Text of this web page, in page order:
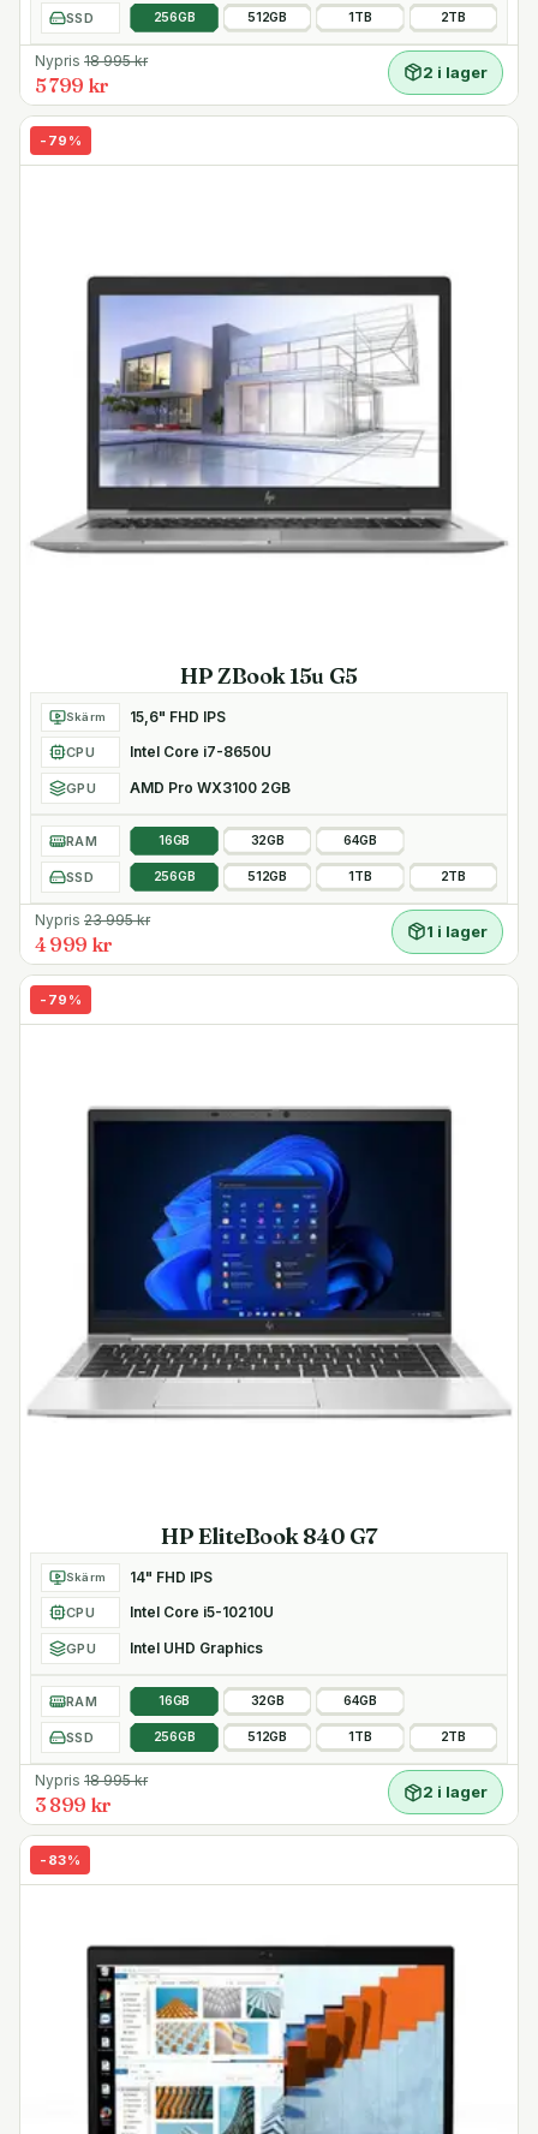
SSD 256GB 512GB 1TB 2TB
Nypris 18 995kr
5 799 kr
2 i lager
- 79 %
HP ZBook 15u G5
Skärm 15,6" FHD IPS
CPU Intel Core i7-8650U
GPU AMD Pro WX3100 2GB
RAM 16GB 32GB 64GB
SSD 256GB 512GB 1TB 2TB
Nypris 23 995kr
4 999 kr
1 i lager
- 79 %
HP EliteBook 840 G7
Skärm 14" FHD IPS
CPU Intel Core i5-10210U
GPU Intel UHD Graphics
RAM 16GB 32GB 64GB
SSD 256GB 512GB 1TB 2TB
Nypris 18 995kr
3 899 kr
2 i lager
- 83%